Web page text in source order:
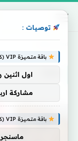
توصيات :
باقة متميزة VIP (كود: AA38045):
اول اثنين
مشاركة
باقة متميزة VIP (كود: AA26790):